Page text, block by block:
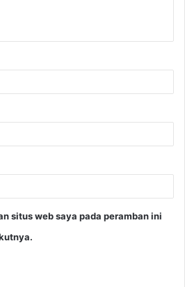
situs web saya pada peramban ini